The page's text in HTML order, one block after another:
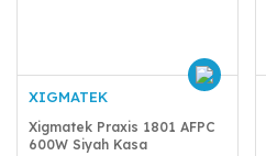
XIGMATEK
Xigmatek Praxis 1801 AFPC
600W Siyah Kasa